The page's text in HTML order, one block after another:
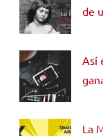
de
Así
La